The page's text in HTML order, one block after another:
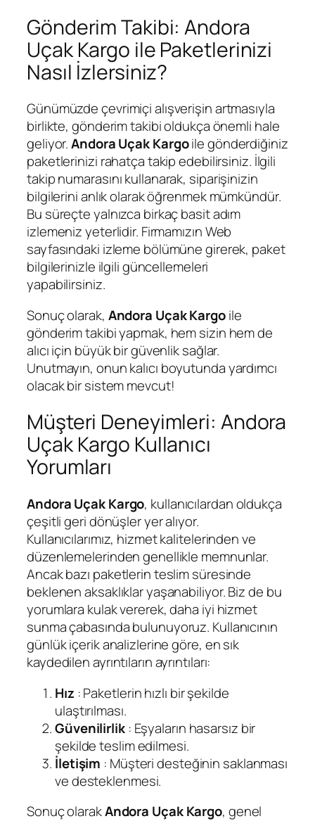
Gönderim Takibi: Andora
Uçak Kargo ile Paketlerinizi
Nasıl İzlersiniz?
Günümüzde çevrimiçi alışverişin artmasıyla
birlikte, gönderim takibi oldukça önemli hale
geliyor.Andora Uçak Kargoile gönderdiğiniz
paketlerinizi rahatça takip edebilirsiniz. İlgili
takip numarasını kullanarak, siparişinizin
bilgilerini anlık olarak öğrenmek mümkündür.
Bu süreçte yalnızca birkaç basit adım
izlemeniz yeterlidir. Firmamızın Web
sayfasındaki izleme bölümüne girerek, paket
bilgilerinizle ilgili güncellemeleri
yapabilirsiniz.
Sonuç olarak, Andora Uçak Kargoile
gönderim takibi yapmak, hem sizin hem de
alıcı için büyük bir güvenlik sağlar.
Unutmayın, onun kalıcı boyutunda yardımcı
olacak bir sistem mevcut!
Müşteri Deneyimleri: Andora
Uçak Kargo Kullanıcı
Yorumları
Andora Uçak Kargo, kullanıcılardan oldukça
çeşitli geri dönüşler yer alıyor.
Kullanıcılarımız, hizmet kalitelerinden ve
düzenlemelerinden genellikle memnunlar.
Ancak bazı paketlerin teslim süresinde
beklenen aksaklıklar yaşanabiliyor. Biz de bu
yorumlara kulak vererek, daha iyi hizmet
sunma çabasında bulunuyoruz. Kullanıcının
günlük içerik analizlerine göre, en sık
kaydedilen ayrıntıların ayrıntıları:
Hız : Paketlerin hızlı bir şekilde
ulaştırılması.
Güvenilirlik: Eşyaların hasarsız bir
şekilde teslim edilmesi.
İletişim : Müşteri desteğinin saklanması
ve desteklenmesi.
Sonuç olarakAndora Uçak Kargo, genel